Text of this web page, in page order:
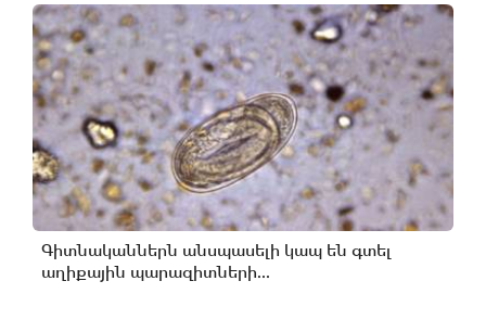
Գիտնականներն անսպասելի կապ են գտել
աղիքային պարազիտների...